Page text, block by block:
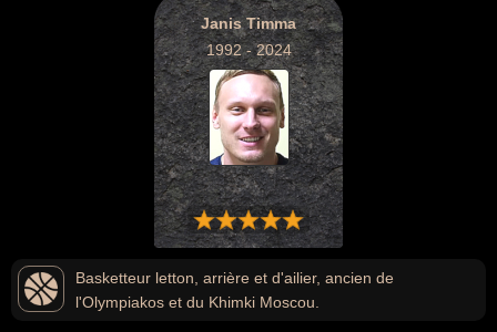
Janis Timma
1992 - 2024
Basketteur letton, arrière et d'ailier, ancien de
l'Olympiakos et du Khimki Moscou.